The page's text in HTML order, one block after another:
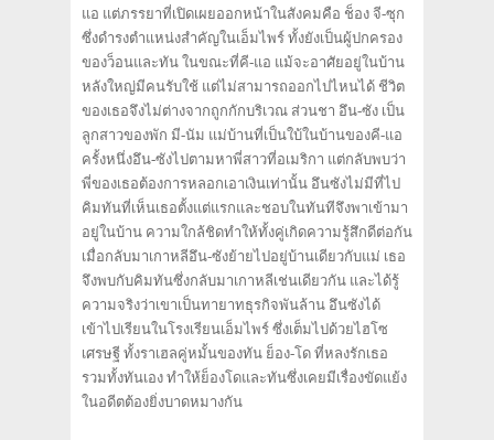
แอ แต่ภรรยาที่เปิดเผยออกหน้าในสังคมคือ ช็อง จี-ซุก
ซึ่งดำรงตำแหน่งสำคัญในเอ็มไพร์ ทั้งยังเป็นผู้ปกครอง
ของว็อนและทัน ในขณะที่คี-แอ แม้จะอาศัยอยู่ในบ้าน
หลังใหญ่มีคนรับใช้ แต่ไม่สามารถออกไปไหนได้ ชีวิต
ของเธอจึงไม่ต่างจากถูกกักบริเวณ ส่วนชา อึน-ซัง เป็น
ลูกสาวของพัก มี-นัม แม่บ้านที่เป็นใบ้ในบ้านของคี-แอ
ครั้งหนึ่งอึน-ซังไปตามหาพี่สาวที่อเมริกา แต่กลับพบว่า
พี่ของเธอต้องการหลอกเอาเงินเท่านั้น อึนซังไม่มีที่ไป
คิมทันที่เห็นเธอตั้งแต่แรกและชอบในทันทีจึงพาเข้ามา
อยู่ในบ้าน ความใกล้ชิดทำให้ทั้งคู่เกิดความรู้สึกดีต่อกัน
เมื่อกลับมาเกาหลีอึน-ซังย้ายไปอยู่บ้านเดียวกับแม่ เธอ
จึงพบกับคิมทันซึ่งกลับมาเกาหลีเช่นเดียวกัน และได้รู้
ความจริงว่าเขาเป็นทายาทธุรกิจพันล้าน อึนซังได้
เข้าไปเรียนในโรงเรียนเอ็มไพร์ ซึ่งเต็มไปด้วยไฮโซ
เศรษฐี ทั้งราเฮลคู่หมั้นของทัน ย็อง-โด ที่หลงรักเธอ
รวมทั้งทันเอง ทำให้ย็องโดและทันซึ่งเคยมีเรื่องขัดแย้ง
ในอดีตต้องยิ่งบาดหมางกัน